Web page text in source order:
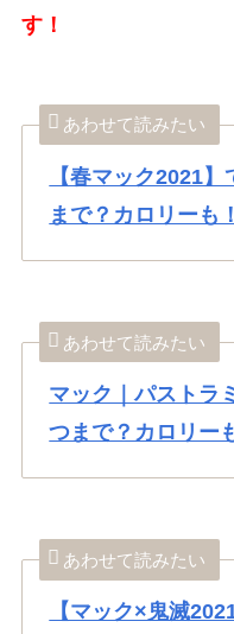
す！
あわせて読みたい
【春マック2021
まで？カロリーも！
あわせて読みたい
マック｜パストラ
つまで？カロリー
あわせて読みたい
【マック×鬼滅